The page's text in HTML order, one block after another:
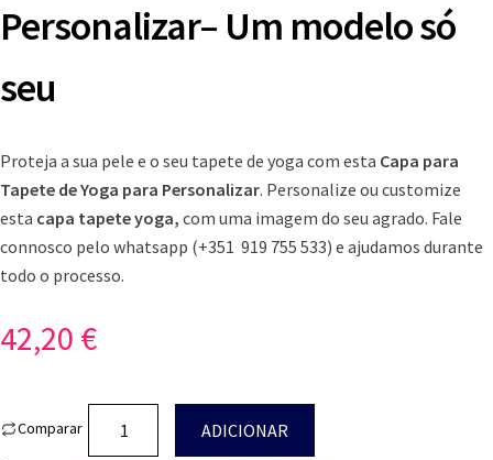
Personalizar– Um modelo só
seu
Proteja a sua pele e o seu tapete de yoga com esta Capa para
Tapete de Yoga para Personalizar. Personalize ou customize
esta capa tapete yoga, com uma imagem do seu agrado. Fale
connosco pelo whatsapp (+351 919 755 533) e ajudamos durante
todo o processo.
42,20 €
Comparar
ADICIONAR